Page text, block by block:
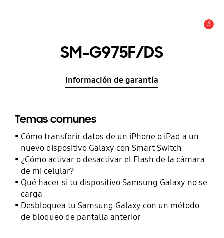
3
SM-G975F/DS
Información de garantía
Temas comunes
Cómo transferir datos de un iPhone o iPad a un
nuevo dispositivo Galaxy con Smart Switch
¿Cómo activar o desactivar el Flash de la cámara
de mi celular?
Qué hacer si tu dispositivo Samsung Galaxy no se
carga
Desbloquea tu Samsung Galaxy con un método
de bloqueo de pantalla anterior